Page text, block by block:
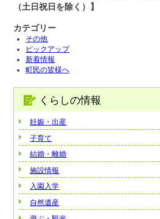
（土日祝日を除く）】
カテゴリー
その他
ピックアップ
新着情報
町民の皆様へ
くらしの情報
妊娠・出産
子育て
結婚・離婚
施設情報
入園入学
自然遺産